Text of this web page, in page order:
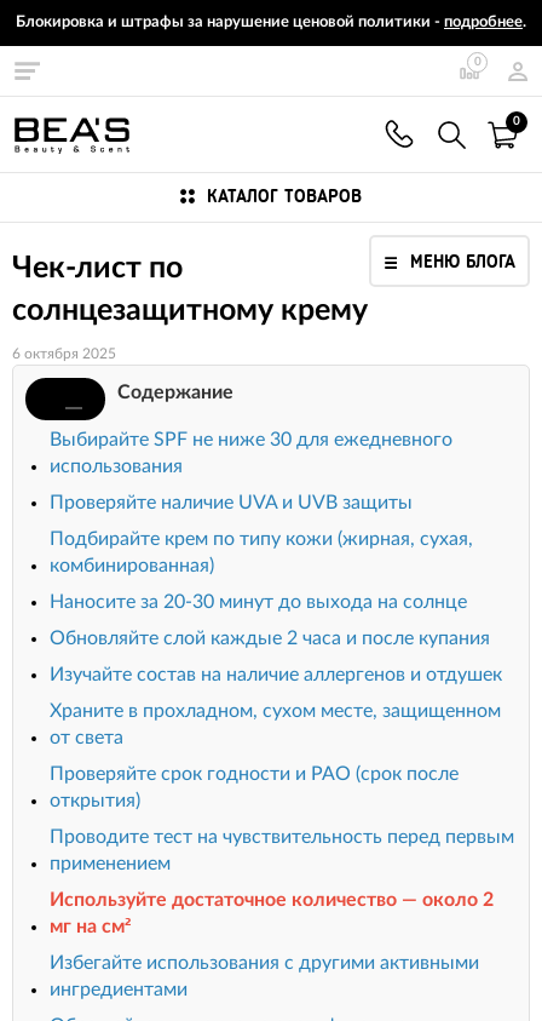
Блокировка и штрафы за нарушение ценовой политики - подробнее.
0
0
КАТАЛОГ ТОВАРОВ
МЕНЮ БЛОГА
Чек-лист по
cолнцезащитному крему
6 октября 2025
Содержание
Выбирайте SPF не ниже 30 для ежедневного
использования
Проверяйте наличие UVA и UVB защиты
Подбирайте крем по типу кожи (жирная, сухая,
комбинированная)
Наносите за 20-30 минут до выхода на солнце
Обновляйте слой каждые 2 часа и после купания
Изучайте состав на наличие аллергенов и отдушек
Храните в прохладном, сухом месте, защищенном
от света
Проверяйте срок годности и PAO (срок после
открытия)
Проводите тест на чувствительность перед первым
применением
Используйте достаточное количество — около 2
мг на см²
Избегайте использования с другими активными
ингредиентами